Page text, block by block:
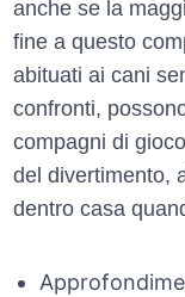
anche se la
fine a questo
abituati ai cani
confronti,
compagni di
del divertimento,
dentro casa